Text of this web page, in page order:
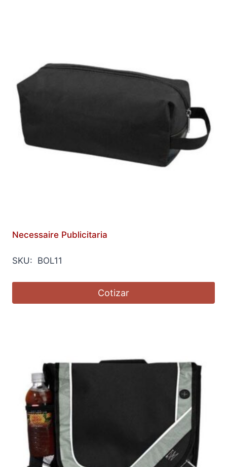
Necessaire Publicitaria
SKU: BOL11
Cotizar